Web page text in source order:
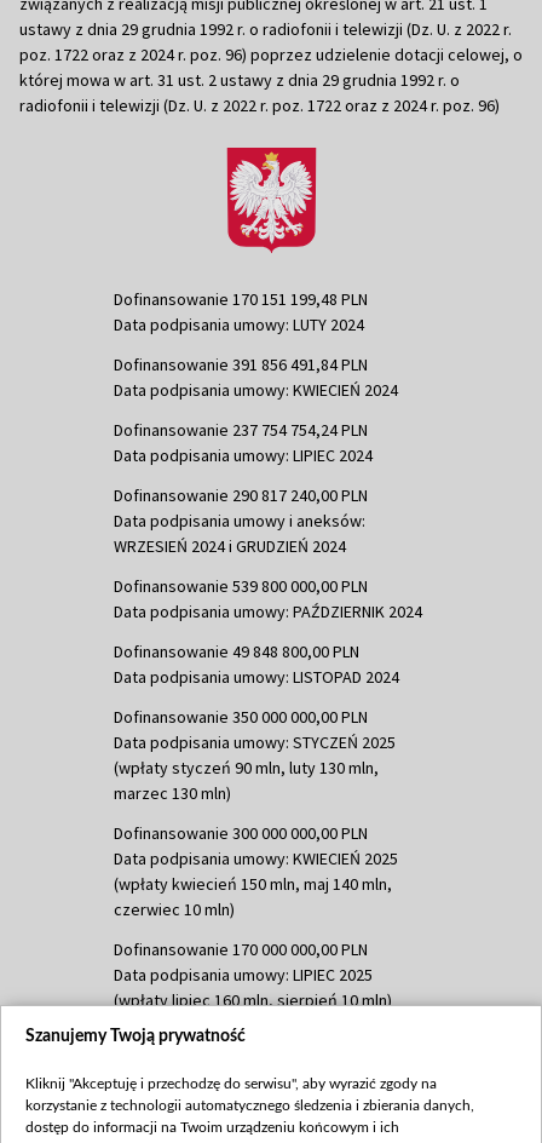
ustawy z dnia 29 grudnia 1992 r. o radiofonii i telewizji (Dz. U. z 2022 r.
poz. 1722 oraz z 2024 r. poz. 96) poprzez udzielenie dotacji celowej, o
której mowa w art. 31 ust. 2 ustawy z dnia 29 grudnia 1992 r. o
radiofonii i telewizji (Dz. U. z 2022 r. poz. 1722 oraz z 2024 r. poz. 96)
Dofinansowanie 170 151 199,48 PLN
Data podpisania umowy: LUTY 2024
Dofinansowanie 391 856 491,84 PLN
Data podpisania umowy: KWIECIEŃ 2024
Dofinansowanie 237 754 754,24 PLN
Data podpisania umowy: LIPIEC 2024
Dofinansowanie 290 817 240,00 PLN
Data podpisania umowy i aneksów:
WRZESIEŃ 2024 i GRUDZIEŃ 2024
Dofinansowanie 539 800 000,00 PLN
Data podpisania umowy: PAŹDZIERNIK 2024
Dofinansowanie 49 848 800,00 PLN
Data podpisania umowy: LISTOPAD 2024
Dofinansowanie 350 000 000,00 PLN
Data podpisania umowy: STYCZEŃ 2025
(wpłaty styczeń 90 mln, luty 130 mln,
marzec 130 mln)
Dofinansowanie 300 000 000,00 PLN
Data podpisania umowy: KWIECIEŃ 2025
(wpłaty kwiecień 150 mln, maj 140 mln,
czerwiec 10 mln)
Dofinansowanie 170 000 000,00 PLN
Data podpisania umowy: LIPIEC 2025
(wpłaty lipiec 160 mln, sierpień 10 mln)
Dofinansowanie 60 000 000,00 PLN
(wpłata wrzesień 60 mln)
Dofinansowanie 635 783 051,21 PLN
Szanujemy Twoją prywatność
Kliknij "Akceptuję i przechodzę do serwisu", aby wyrazić zgody na
korzystanie z technologii automatycznego śledzenia i zbierania danych,
dostęp do informacji na Twoim urządzeniu końcowym i ich